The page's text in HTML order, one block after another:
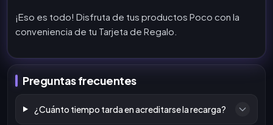
¡Eso es todo! Disfruta de tus productos Poco con la
conveniencia de tu Tarjeta de Regalo.
Preguntas frecuentes
¿Cuánto tiempo tarda en acreditarse la recarga?